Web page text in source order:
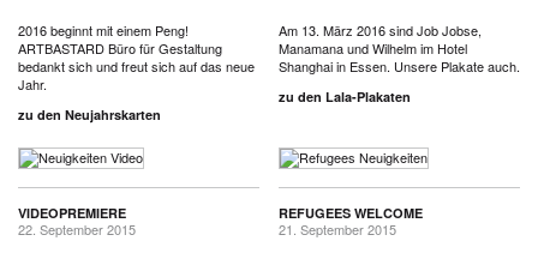
2016 beginnt mit einem Peng!
ARTBASTARD Büro für Gestaltung
bedankt sich und freut sich auf das neue
Jahr.
zu den Neujahrskarten
Am 13. März 2016 sind Job Jobse,
Manamana und Wilhelm im Hotel
Shanghai in Essen. Unsere Plakate auch.
zu den Lala-Plakaten
VIDEOPREMIERE
22. September 2015
REFUGEES WELCOME
21. September 2015